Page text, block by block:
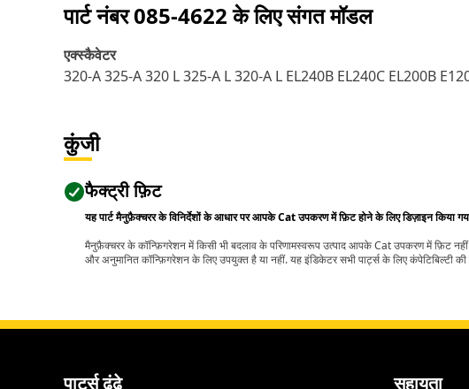
पार्ट नंबर085-4622के लिए संगत मॉडल
एक्स्कैवेटर
320-A 325-A 320 L 325-A L 320-A L EL240B EL240C EL200B
कुंजी
फैक्ट्री फ़िट
यह पार्ट मैनुफ़ैक्चरर के विनिर्देशों के आधार पर आपके Cat उपकरण में फ़िट होने के लिए डिज़ाइन किया
मैनुफ़ैक्चरर के कॉन्फ़िगरेशन में किसी भी बदलाव के परिणामस्वरूप उत्पाद आपके Cat उपकरण में फ़िट
और अनुमानित कॉन्फ़िगरेशन के लिए उपयुक्त है या नहीं. यह इंडिकेटर सभी पार्ट्स के लिए कंपेटिबिल्टी की
पार्ट्स ढूंढे सहायता